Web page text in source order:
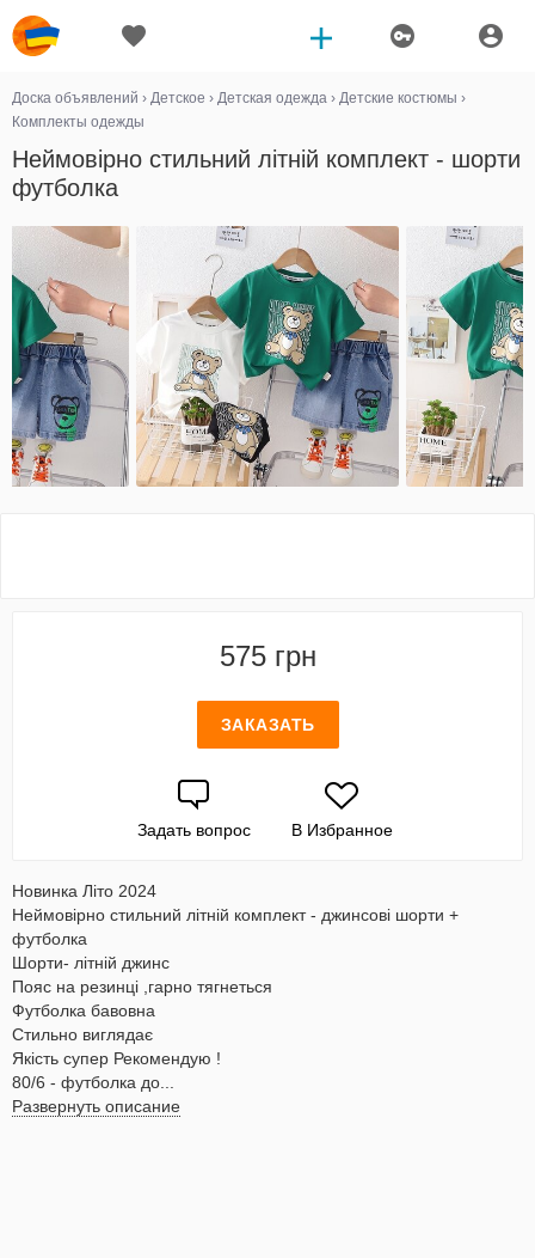
Доска объявлений › Детское › Детская одежда › Детские костюмы ›
Комплекты одежды
Неймовірно стильний літній комплект - шорти
футболка
575 грн
ЗАКАЗАТЬ
Задать вопрос В Избранное
Новинка Літо 2024
Неймовірно стильний літній комплект - джинсові шорти +
футболка
Шорти- літній джинс
Пояс на резинці ,гарно тягнеться
Футболка бавовна
Стильно виглядає
Якість супер Рекомендую !
80/6 - футболка до...
Развернуть описание